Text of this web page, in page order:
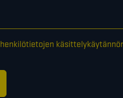
henkilötietojen